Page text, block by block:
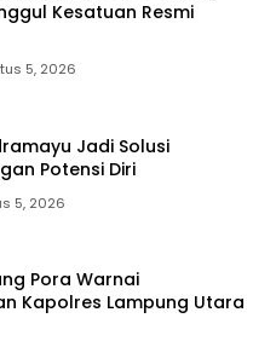
Kesatuan Resmi
5, 2026
Jadi Solusi
Potensi Diri
5, 2026
Pora Warnai
Kapolres Lampung Utara